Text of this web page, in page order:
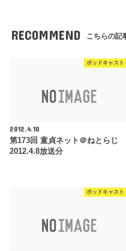
RECOMMEND こちらの記
ポッドキャスト
2012.4.10
第173回 童貞ネット＠ねとらじ
2012.4.8放送分
ポッドキャスト